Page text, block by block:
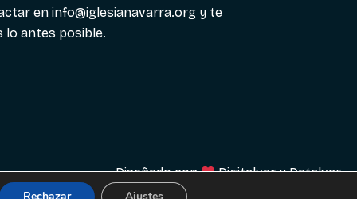
eninfo@iglesianavarra.org y te
lo antes posible.
Diseñado con DigitalvaryDatalvar